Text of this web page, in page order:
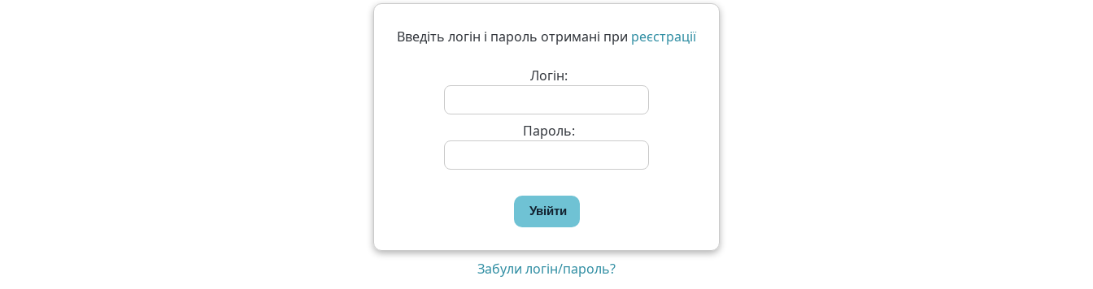
Введіть логін і пароль отримані при реєстрації
Логін:
Пароль:
Увійти
Забули логін/пароль?